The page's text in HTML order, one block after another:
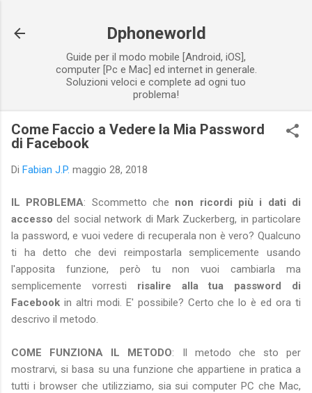
Dphoneworld
Guide per il modo mobile [Android, iOS],
computer [Pc e Mac] ed internet in generale.
Soluzioni veloci e complete ad ogni tuo
problema!
Come Faccio a Vedere la Mia Password
di Facebook
Di Fabian J.P. maggio 28, 2018
IL PROBLEMA: Scommetto che non ricordi più i dati di
accesso del social network di Mark Zuckerberg, in particolare
la password, e vuoi vedere di recuperala non è vero? Qualcuno
ti ha detto che devi reimpostarla semplicemente usando
l'apposita funzione, però tu non vuoi cambiarla ma
semplicemente vorresti risalire alla tua password di
Facebook in altri modi. E' possibile? Certo che lo è ed ora ti
descrivo il metodo.
COME FUNZIONA IL METODO: Il metodo che sto per
mostrarvi, si basa su una funzione che appartiene in pratica a
tutti i browser che utilizziamo, sia sui computer PC che Mac,